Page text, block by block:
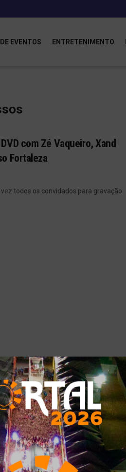
EVENTOS ENTRETENIMENTO
com Zé Vaqueiro, Xand
Fortaleza
todos os convidados para gravação